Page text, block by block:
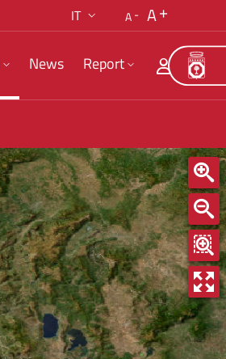
IT A A
News Report